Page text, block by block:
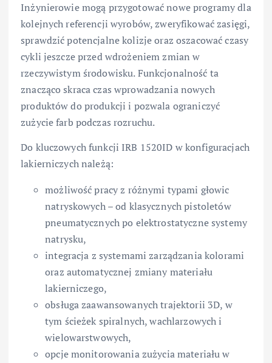
Inżynierowie mogą przygotować nowe programy dla
kolejnych referencji wyrobów, zweryfikować zasięgi,
sprawdzić potencjalne kolizje oraz oszacować czasy
cykli jeszcze przed wdrożeniem zmian w
rzeczywistym środowisku. Funkcjonalność ta
znacząco skraca czas wprowadzania nowych
produktów do produkcji i pozwala ograniczyć
zużycie farb podczas rozruchu.
Do kluczowych funkcji IRB 1520ID w konfiguracjach
lakierniczych należą:
możliwość pracy z różnymi typami głowic
natryskowych – od klasycznych pistoletów
pneumatycznych po elektrostatyczne systemy
natrysku,
integracja z systemami zarządzania kolorami
oraz automatycznej zmiany materiału
lakierniczego,
obsługa zaawansowanych trajektorii 3D, w
tym ścieżek spiralnych, wachlarzowych i
wielowarstwowych,
opcje monitorowania zużycia materiału w